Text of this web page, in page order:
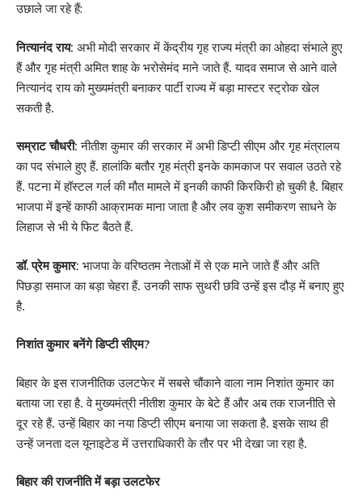
उछाले जा रहे हैं:
नित्यानंद राय: अभी मोदी सरकार में केंद्रीय गृह राज्य मंत्री का ओहदा संभाले हुए
हैं और गृह मंत्री अमित शाह के भरोसेमंद माने जाते हैं. यादव समाज से आने वाले
नित्यानंद राय को मुख्यमंत्री बनाकर पार्टी राज्य में बड़ा मास्टर स्ट्रोक खेल
सकती है.
सम्राट चौधरी:नीतीश कुमार की सरकार में अभी डिप्टी सीएम और गृह मंत्रालय
का पद संभाले हुए हैं. हालांकि बतौर गृह मंत्री इनके कामकाज पर सवाल उठते रहे
हैं. पटना में हॉस्टल गर्ल की मौत मामले में इनकी काफी किरकिरी हो चुकी है. बिहार
भाजपा में इन्हें काफी आक्रामक माना जाता है और लव कुश समीकरण साधने के
लिहाज से भी ये फिट बैठते हैं.
डॉ. प्रेम कुमार: भाजपा के वरिष्ठतम नेताओं में से एक माने जाते हैं और अति​
पिछड़ा समाज का बड़ा चेहरा हैं. उनकी साफ सुथरी छवि उन्हें इस दौड़ में बनाए हुए
है.
निशांत कुमार बनेंगे डिप्टी सीएम?
बिहार के इस राजनीतिक उलटफेर में सबसे चौंकाने वाला नाम निशांत कुमार का
बताया जा रहा है. वे मुख्यमंत्री नीतीश कुमार के बेटे हैं और अब तक राजनीति से
दूर रहे हैं. उन्हें बिहार का नया डिप्टी सीएम बनाया जा सकता है. इसके साथ ही
उन्हें जनता दल यूनाइटेड में उत्तराधिकारी के तौर पर भी देखा जा रहा है.
बिहार की राजनीति में बड़ा उलटफेर